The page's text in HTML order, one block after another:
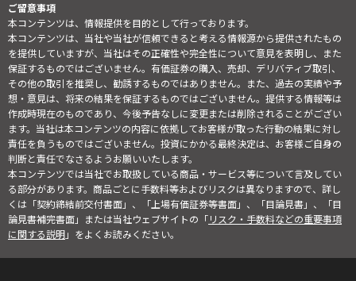
ご留意事項
本コンテンツは、情報提供を目的として行っております。
本コンテンツは、当社や当社が信頼できると考える情報源から提供されたもの
を提供していますが、当社はその正確性や完全性について意見を表明し、また
保証するものではございません。有価証券の購入、売却、デリバティブ取引、
その他の取引を推奨し、勧誘するものではありません。また、過去の実績や予
想・意見は、将来の結果を保証するものではございません。提供する情報等は
作成時現在のものであり、今後予告なしに変更または削除されることがござい
ます。当社は本コンテンツの内容に依拠してお客様が取った行動の結果に対し
責任を負うものではございません。投資にかかる最終決定は、お客様ご自身の
判断と責任でなさるようお願いいたします。
本コンテンツでは当社でお取扱している商品・サービス等について言及してい
る部分があります。商品ごとに手数料等およびリスクは異なりますので、詳し
くは「契約締結前交付書面」、「上場有価証券等書面」、「目論見書」、「目
論見書補完書面」または当社ウェブサイトの「リスク・手数料などの重要事項
に関する説明」をよくお読みください。